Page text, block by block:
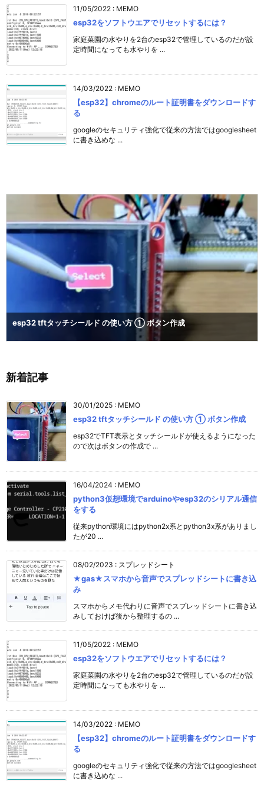
11/05/2022 : MEMO
esp32をソフトウエアでリセットするには？
家庭菜園の水やりを2台のesp32で管理しているのだが設
定時間になっても水やりを ...
14/03/2022 : MEMO
【esp32】chromeのルート証明書をダウンロードす
る
googleのセキュリティ強化で従来の方法ではgooglesheet
に書き込めな ...
esp32 tftタッチシールド の使い方 ① ボタン作成
新着記事
30/01/2025 : MEMO
esp32 tftタッチシールド の使い方 ① ボタン作成
esp32でTFT表示とタッチシールドが使えるようになった
ので次はボタンの作成で ...
16/04/2024 : MEMO
python3仮想環境でarduinoやesp32のシリアル通信
をする
従来python環境にはpython2x系とpython3x系がありまし
たが20 ...
08/02/2023 : スプレッドシート
★gas★スマホから音声でスプレッドシートに書き込
み
スマホからメモ代わりに音声でスプレッドシートに書き込
みしておけば後から整理するの ...
11/05/2022 : MEMO
esp32をソフトウエアでリセットするには？
家庭菜園の水やりを2台のesp32で管理しているのだが設
定時間になっても水やりを ...
14/03/2022 : MEMO
【esp32】chromeのルート証明書をダウンロードす
る
googleのセキュリティ強化で従来の方法ではgooglesheet
に書き込めな ...